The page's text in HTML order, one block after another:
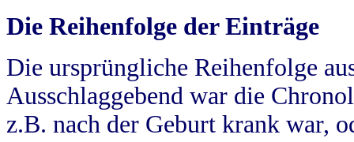
Die Reihenfolge der Einträge
Die ursprüngliche Reihenfolge
Ausschlaggebend war die
z.B. nach der Geburt krank war,